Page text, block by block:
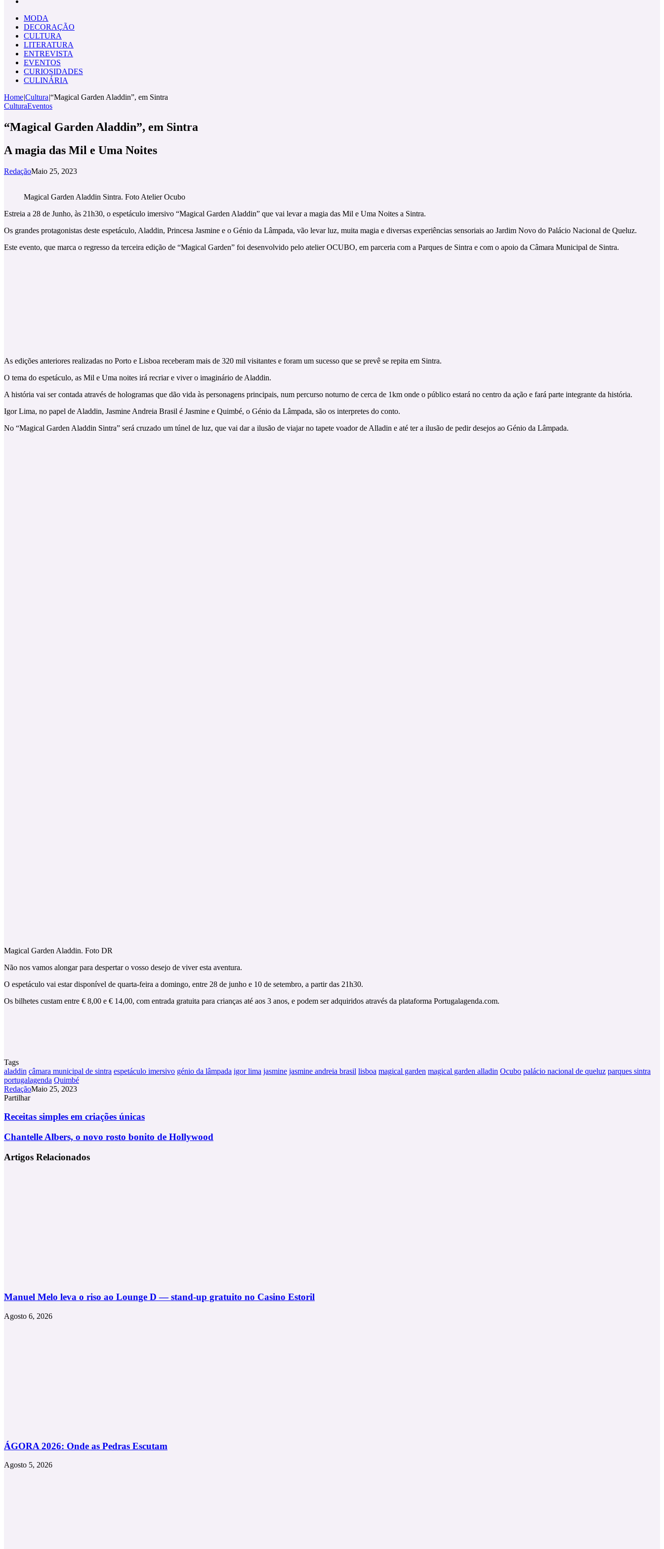
MODA
DECORAÇÃO
CULTURA
LITERATURA
ENTREVISTA
EVENTOS
CURIOSIDADES
CULINÁRIA
Home|Cultura|“Magical Garden Aladdin”, em Sintra
CulturaEventos
“Magical Garden Aladdin”, em Sintra
A magia das Mil e Uma Noites
RedaçãoMaio 25, 2023
Magical Garden Aladdin Sintra. Foto Atelier Ocubo
Estreia a 28 de Junho, às 21h30, o espetáculo imersivo “Magical Garden Aladdin” que vai levar a magia das Mil e Uma Noites a Sintra.
Os grandes protagonistas deste espetáculo, Aladdin, Princesa Jasmine e o Génio da Lâmpada, vão levar luz, muita magia e diversas experiências sensoriais ao Jardim Novo do Palácio Nacional de Queluz.
Este evento, que marca o regresso da terceira edição de “Magical Garden” foi desenvolvido pelo atelier OCUBO, em parceria com a Parques de Sintra e com o apoio da Câmara Municipal de Sintra.
As edições anteriores realizadas no Porto e Lisboa receberam mais de 320 mil visitantes e foram um sucesso que se prevê se repita em Sintra.
O tema do espetáculo, as Mil e Uma noites irá recriar e viver o imaginário de Aladdin.
A história vai ser contada através de hologramas que dão vida às personagens principais, num percurso noturno de cerca de 1km onde o público estará no centro da ação e fará parte integrante da história.
Igor Lima, no papel de Aladdin, Jasmine Andreia Brasil é Jasmine e Quimbé, o Génio da Lâmpada, são os interpretes do conto.
No “Magical Garden Aladdin Sintra” será cruzado um túnel de luz, que vai dar a ilusão de viajar no tapete voador de Alladin e até ter a ilusão de pedir desejos ao Génio da Lâmpada.
Magical Garden Aladdin. Foto DR
Não nos vamos alongar para despertar o vosso desejo de viver esta aventura.
O espetáculo vai estar disponível de quarta-feira a domingo, entre 28 de junho e 10 de setembro, a partir das 21h30.
Os bilhetes custam entre € 8,00 e € 14,00, com entrada gratuita para crianças até aos 3 anos, e podem ser adquiridos através da plataforma Portugalagenda.com.
Tags
aladdin câmara municipal de sintra espetáculo imersivo génio da lâmpada igor lima jasmine jasmine andreia brasil lisboa magical garden magical garden alladin Ocubo palácio nacional de queluz parques sintra
portugalagenda Quimbé
RedaçãoMaio 25, 2023
Partilhar
Via
Receitas
em
criações
Receitas simples em criações únicas
Chantelle
o
novo
Chantelle Albers, o novo rosto bonito de Hollywood
Artigos Relacionados
Manuel Melo leva o riso ao Lounge D — stand-up gratuito no Casino Estoril
Agosto 6, 2026
ÁGORA 2026: Onde as Pedras Escutam
Agosto 5, 2026